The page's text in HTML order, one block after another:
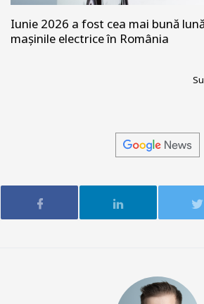
Iunie 2026 a fost cea mai bună
mașinile electrice în România